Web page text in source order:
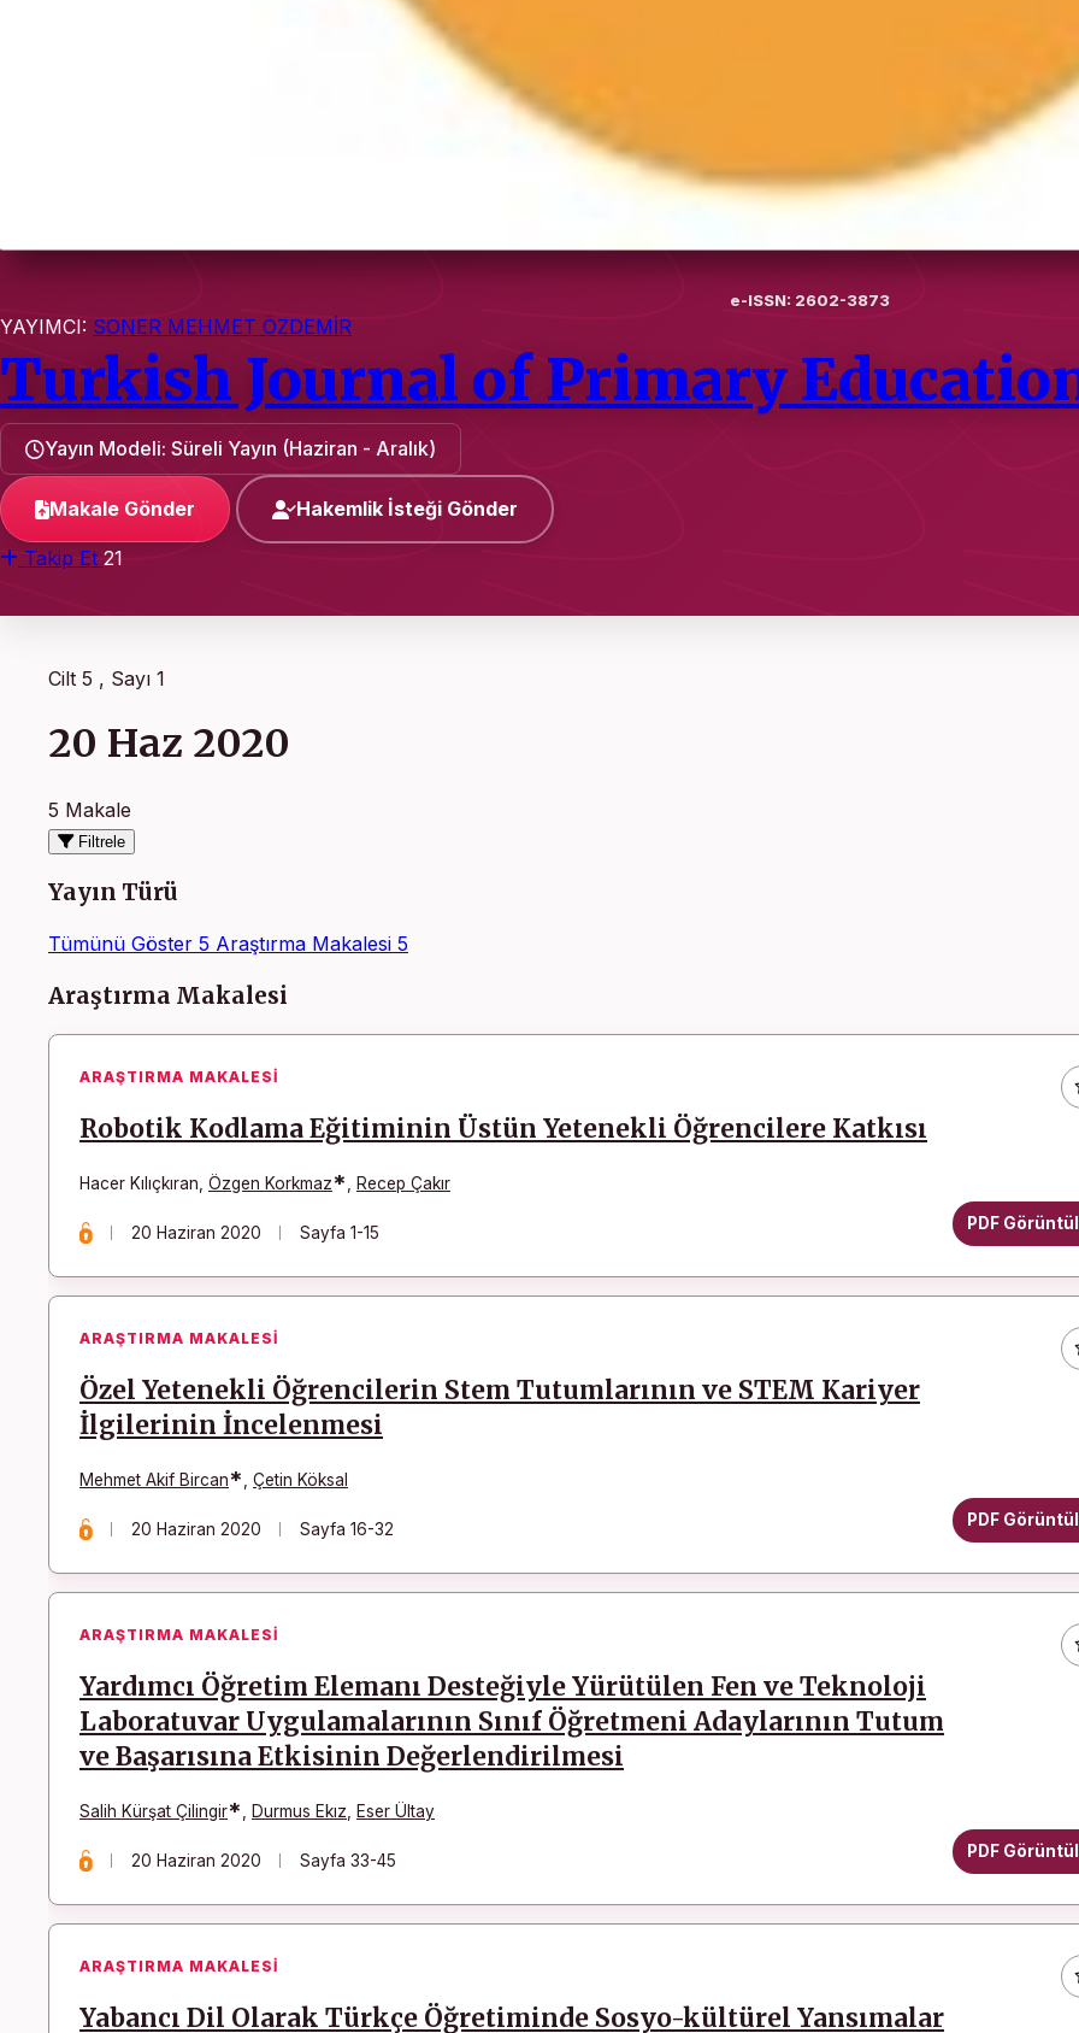
e-ISSN: 2602-3873
YAYIMCI: SONER MEHMET ÖZDEMİR
Turkish Journal of Primary
Yayın Modeli: Süreli Yayın (Haziran - Aralık)
Makale Gönder Hakemlik İsteği Gönder
Takip Et 21
Cilt 5 , Sayı 1
20 Haz 2020
5 Makale
Filtrele
Yayın Türü
Tümünü Göster 5 Araştırma Makalesi 5
Makaleler
Araştırma Makalesi
ARAŞTIRMA MAKALESI
Robotik Kodlama Eğitiminin Üstün Yetenekli Öğrencilere Katkısı
Hacer Kılıçkıran Özgen Korkmaz* Recep Çakır
20 Haziran 2020 Sayfa 1-15 PDF
ARAŞTIRMA MAKALESI
Özel Yetenekli Öğrencilerin Stem Tutumlarının ve STEM Kariyer
İlgilerinin İncelenmesi
Mehmet Akif Bircan* Çetin Köksal
20 Haziran 2020 Sayfa 16-32 PDF
ARAŞTIRMA MAKALESI
Yardımcı Öğretim Elemanı Desteğiyle Yürütülen Fen ve Teknoloji
Laboratuvar Uygulamalarının Sınıf Öğretmeni Adaylarının Tutum
ve Başarısına Etkisinin Değerlendirilmesi
Salih Kürşat Çilingir* Durmus Ekız Eser Ültay
20 Haziran 2020 Sayfa 33-45 PDF
ARAŞTIRMA MAKALESI
Yabancı Dil Olarak Türkçe Öğretiminde Sosyo-kültürel Yansımalar